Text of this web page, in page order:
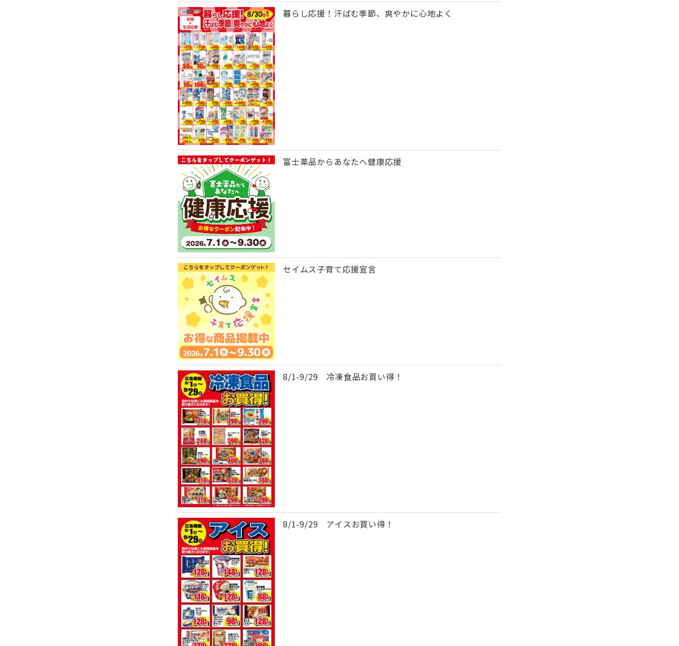
暮らし応援！汗ばむ季節、爽やかに心地よく
富士薬品からあなたへ健康応援
セイムス子育て応援宣言
8/1-9/29 冷凍食品お買い得！
8/1-9/29 アイスお買い得！